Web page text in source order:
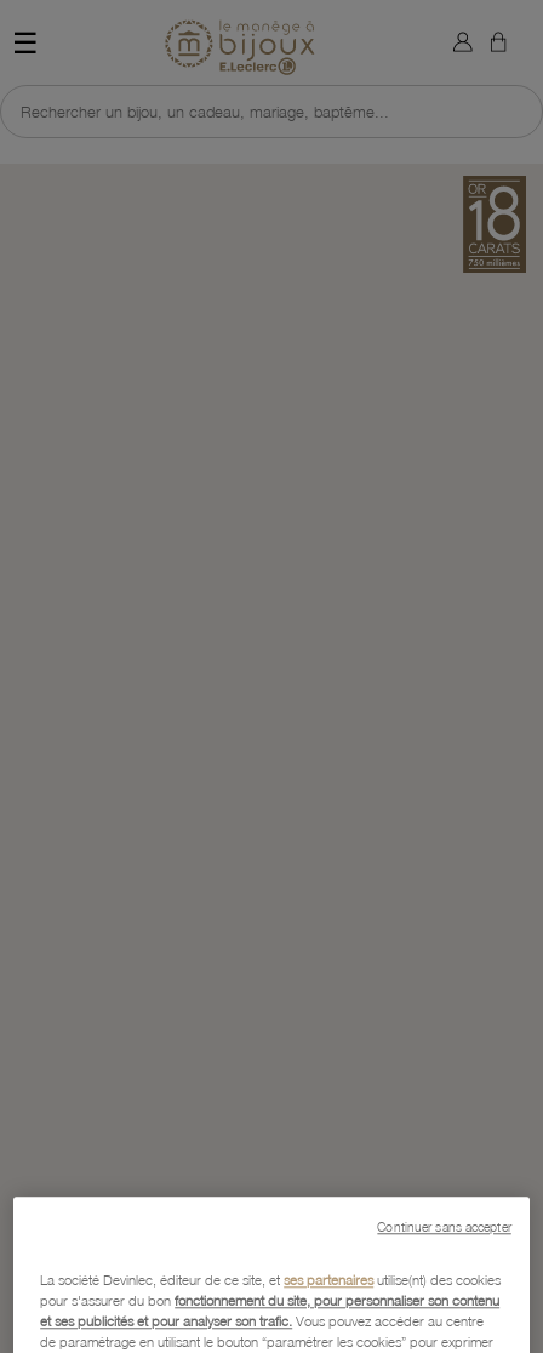
☰ Retour à l'accueil du site
Rechercher un bijou, un cadeau, mariage, baptême...
×
La société Devinlec, éditeur de ce site, etses partenairesutilise(nt) des cookies
pour s'assurer du bonfonctionnement du site, pour personnaliser son contenu
et ses publicités et pour analyser son trafic. Vous pouvez accéder au centre
de paramétrage en utilisant le bouton “paramétrer les cookies” pour exprimer
Continuer sans accepter